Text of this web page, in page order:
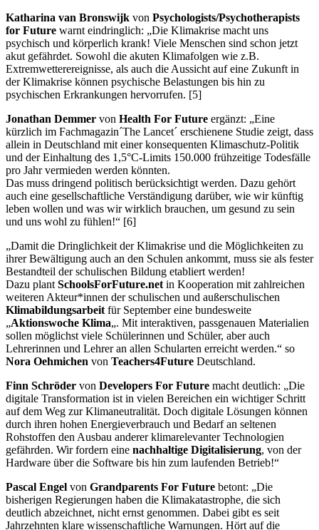
Katharina van Bronswijk von Psychologists/Psychotherapists
for Future warnt eindringlich: „Die Klimakrise macht uns
psychisch und körperlich krank! Viele Menschen sind schon jetzt
akut gefährdet. Sowohl die akuten Klimafolgen wie z.B.
Extremwetterereignisse, als auch die Aussicht auf eine Zukunft in
der Klimakrise können psychische Belastungen bis hin zu
psychischen Erkrankungen hervorrufen. [5]
Jonathan Demmer von Health For Future ergänzt: „Eine
kürzlich im Fachmagazin´The Lancet´ erschienene Studie zeigt, dass
allein in Deutschland mit einer konsequenten Klimaschutz-Politik
und der Einhaltung des 1,5°C-Limits 150.000 frühzeitige Todesfälle
pro Jahr vermieden werden könnten.
Das muss dringend politisch berücksichtigt werden. Dazu gehört
auch eine gesellschaftliche Verständigung darüber, wie wir künftig
leben wollen und was wir wirklich brauchen, um gesund zu sein
und uns wohl zu fühlen!“ [6]
„Damit die Dringlichkeit der Klimakrise und die Möglichkeiten zu
ihrer Bewältigung auch an den Schulen ankommt, muss sie als fester
Bestandteil der schulischen Bildung etabliert werden!
Dazu plant SchoolsForFuture.net in Kooperation mit zahlreichen
weiteren Akteur*innen der schulischen und außerschulischen
Klimabildungsarbeit für September eine bundesweite
„Aktionswoche Klima„. Mit interaktiven, passgenauen Materialien
sollen möglichst viele Schülerinnen und Schüler, aber auch
Lehrerinnen und Lehrer an allen Schularten erreicht werden.“ so
Nora Oehmichen von Teachers4Future Deutschland.
Finn Schröder von Developers For Future macht deutlich: „Die
digitale Transformation ist in vielen Bereichen ein wichtiger Schritt
auf dem Weg zur Klimaneutralität. Doch digitale Lösungen können
durch ihren hohen Energieverbrauch und Bedarf an seltenen
Rohstoffen den Ausbau anderer klimarelevanter Technologien
gefährden. Wir fordern eine nachhaltige Digitalisierung, von der
Hardware über die Software bis hin zum laufenden Betrieb!“
Pascal Engel von Grandparents For Future betont: „Die
bisherigen Regierungen haben die Klimakatastrophe, die sich
deutlich abzeichnet, nicht ernst genommen. Dabei gibt es seit
Jahrzehnten klare wissenschaftliche Warnungen. Hört auf die